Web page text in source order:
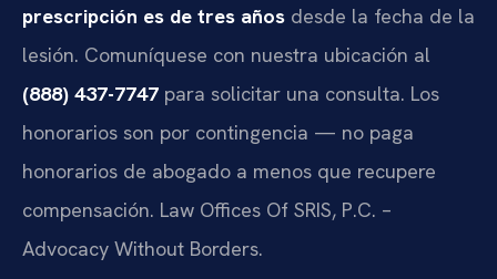
prescripción es de tres años desde la fecha de la
lesión. Comuníquese con nuestra ubicación al
(888) 437-7747 para solicitar una consulta. Los
honorarios son por contingencia — no paga
honorarios de abogado a menos que recupere
compensación. Law Offices Of SRIS, P.C. –
Advocacy Without Borders.